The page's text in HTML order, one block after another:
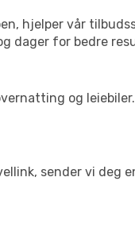
hjelper vår
dager for bedre
og
sender vi deg